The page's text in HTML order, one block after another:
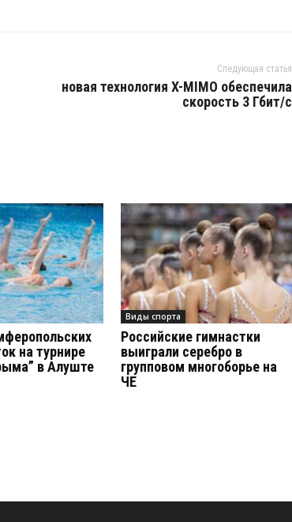
Следующая статья
новая технология X-MIMO обеспечила
скорость 3 Гбит/с
на турнире
в Алуште
Виды спорта
Российские гимнастки
выиграли серебро в
групповом многоборье на
ЧЕ